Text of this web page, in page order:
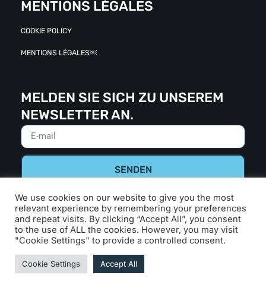
MENTIONS LÉGALES
COOKIE POLICY
MENTIONS LÉGALES￼
MELDEN SIE SICH ZU UNSEREM
NEWSLETTER AN.
SENDEN
2025 All Rights Reserved – Roadbook.net
Designed byBraconnier
SOCIALS
We use cookies on our website to give you the most
relevant experience by remembering your preferences
and repeat visits. By clicking “Accept All”, you consent
to the use of ALL the cookies. However, you may visit
"Cookie Settings" to provide a controlled consent.
Cookie Settings Accept All